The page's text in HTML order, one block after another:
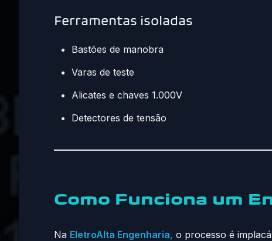
Ferramentas isoladas
Bastões de manobra
Varas de teste
Alicates e chaves 1.000V
Detectores de tensão
Como Funciona um
Na EletroAlta Engenharia, o processo é